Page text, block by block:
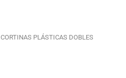
CORTINAS PLÁSTICAS DOBLES